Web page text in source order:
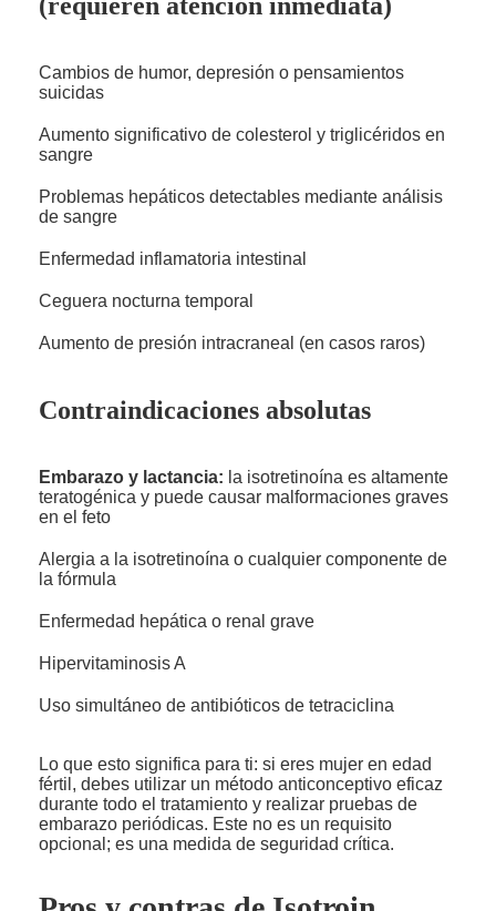
Cambios de humor, depresión o pensamientos
suicidas
Aumento significativo de colesterol y triglicéridos en
sangre
Problemas hepáticos detectables mediante análisis
de sangre
Enfermedad inflamatoria intestinal
Ceguera nocturna temporal
Aumento de presión intracraneal (en casos raros)
Contraindicaciones absolutas
Embarazo y lactancia: la isotretinoína es altamente
teratogénica y puede causar malformaciones graves
en el feto
Alergia a la isotretinoína o cualquier componente de
la fórmula
Enfermedad hepática o renal grave
Hipervitaminosis A
Uso simultáneo de antibióticos de tetraciclina
Lo que esto significa para ti: si eres mujer en edad
fértil, debes utilizar un método anticonceptivo eficaz
durante todo el tratamiento y realizar pruebas de
embarazo periódicas. Este no es un requisito
opcional; es una medida de seguridad crítica.